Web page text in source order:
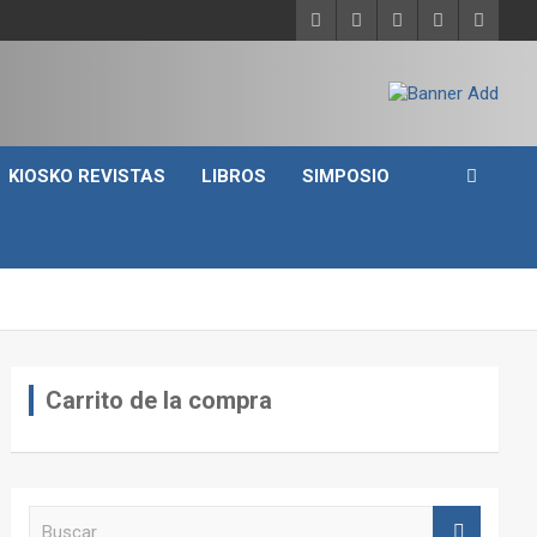
KIOSKO REVISTAS LIBROS SIMPOSIO
Carrito de la compra